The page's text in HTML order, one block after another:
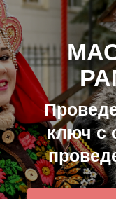
ключ с